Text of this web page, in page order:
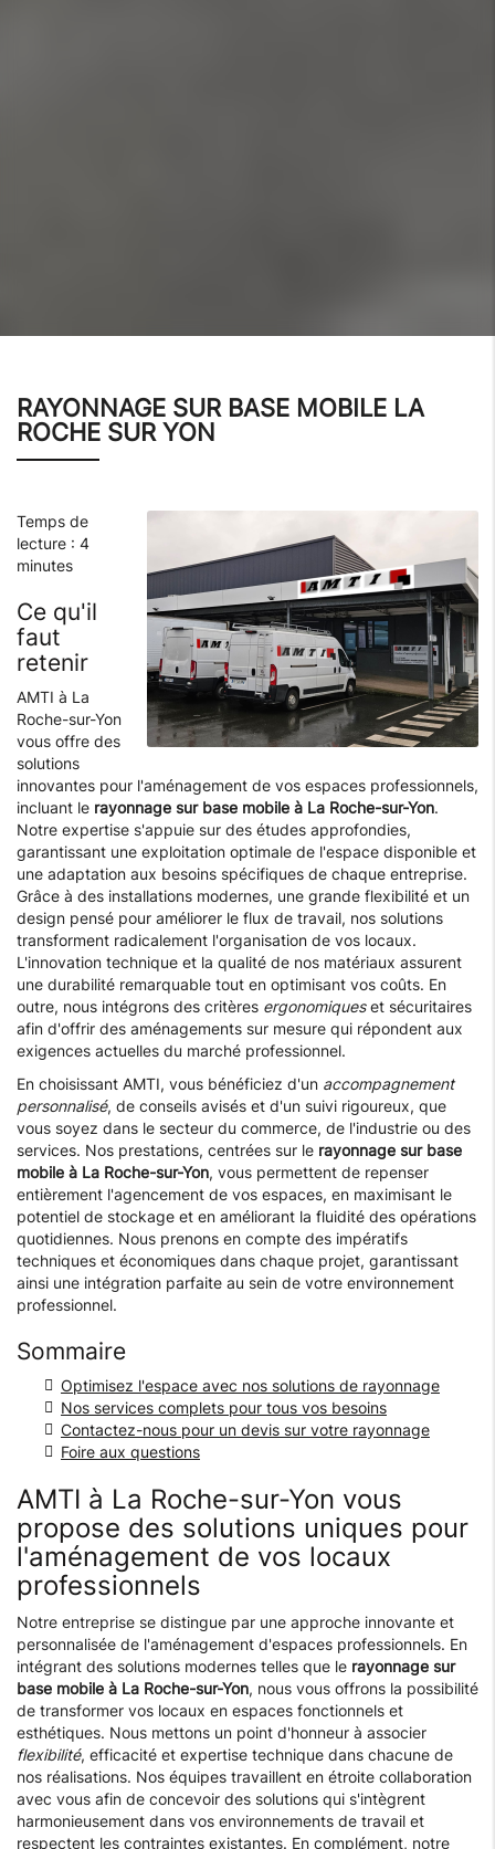
RAYONNAGE SUR BASE MOBILE LA
ROCHE SUR YON
Temps de
lecture : 4
minutes
Ce qu'il
faut
retenir
AMTI à La
Roche-sur-Yon
vous offre des
solutions
innovantes pour l'aménagement de vos espaces professionnels,
incluant le rayonnage sur base mobile à La Roche-sur-Yon.
Notre expertise s'appuie sur des études approfondies,
garantissant une exploitation optimale de l'espace disponible et
une adaptation aux besoins spécifiques de chaque entreprise.
Grâce à des installations modernes, une grande flexibilité et un
design pensé pour améliorer le flux de travail, nos solutions
transforment radicalement l'organisation de vos locaux.
L'innovation technique et la qualité de nos matériaux assurent
une durabilité remarquable tout en optimisant vos coûts. En
outre, nous intégrons des critères ergonomiqueset sécuritaires
afin d'offrir des aménagements sur mesure qui répondent aux
exigences actuelles du marché professionnel.
En choisissant AMTI, vous bénéficiez d'un accompagnement
personnalisé, de conseils avisés et d'un suivi rigoureux, que
vous soyez dans le secteur du commerce, de l'industrie ou des
services. Nos prestations, centrées sur le rayonnage sur base
mobile à La Roche-sur-Yon, vous permettent de repenser
entièrement l'agencement de vos espaces, en maximisant le
potentiel de stockage et en améliorant la fluidité des opérations
quotidiennes. Nous prenons en compte des impératifs
techniques et économiques dans chaque projet, garantissant
ainsi une intégration parfaite au sein de votre environnement
professionnel.
Sommaire
Optimisez l'espace avec nos solutions de rayonnage
Nos services complets pour tous vos besoins
Contactez-nous pour un devis sur votre rayonnage
Foire aux questions
AMTI à La Roche-sur-Yon vous
propose des solutions uniques pour
l'aménagement de vos locaux
professionnels
Notre entreprise se distingue par une approche innovante et
personnalisée de l'aménagement d'espaces professionnels. En
intégrant des solutions modernes telles que le rayonnage sur
base mobile à La Roche-sur-Yon, nous vous offrons la possibilité
de transformer vos locaux en espaces fonctionnels et
esthétiques. Nous mettons un point d'honneur à associer
flexibilité, efficacité et expertise technique dans chacune de
nos réalisations. Nos équipes travaillent en étroite collaboration
avec vous afin de concevoir des solutions qui s'intègrent
harmonieusement dans vos environnements de travail et
respectent les contraintes existantes. En complément, notre